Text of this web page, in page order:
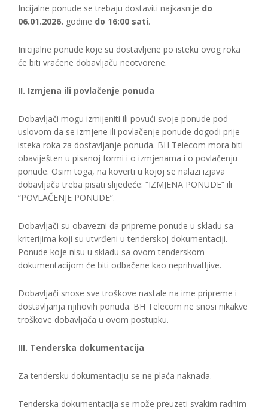
Incijalne ponude se trebaju dostaviti najkasnije do
06.01.2026. godine do 16:00 sati.
Inicijalne ponude koje su dostavljene po isteku ovog roka
će biti vraćene dobavljaču neotvorene.
II. Izmjena ili povlačenje ponuda
Dobavljači mogu izmijeniti ili povući svoje ponude pod
uslovom da se izmjene ili povlačenje ponude dogodi prije
isteka roka za dostavljanje ponuda. BH Telecom mora biti
obaviješten u pisanoj formi i o izmjenama i o povlačenju
ponude. Osim toga, na koverti u kojoj se nalazi izjava
dobavljača treba pisati slijedeće: “IZMJENA PONUDE” ili
“POVLAČENJE PONUDE”.
Dobavljači su obavezni da pripreme ponude u skladu sa
kriterijima koji su utvrđeni u tenderskoj dokumentaciji.
Ponude koje nisu u skladu sa ovom tenderskom
dokumentacijom će biti odbačene kao neprihvatljive.
Dobavljači snose sve troškove nastale na ime pripreme i
dostavljanja njihovih ponuda. BH Telecom ne snosi nikakve
troškove dobavljača u ovom postupku.
III. Tenderska dokumentacija
Za tendersku dokumentaciju se ne plaća naknada.
Tenderska dokumentacija se može preuzeti svakim radnim